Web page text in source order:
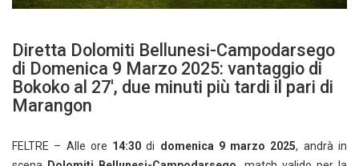
Diretta Dolomiti Bellunesi-Campodarsego
di Domenica 9 Marzo 2025: vantaggio di
Bokoko al 27′, due minuti più tardi il pari di
Marangon
FELTRE – Alle ore 14:30 di domenica 9 marzo 2025, andrà in